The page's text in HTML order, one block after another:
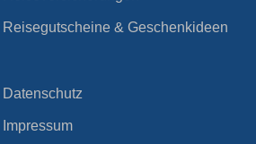
Reisegutscheine & Geschenkideen
Datenschutz
Impressum